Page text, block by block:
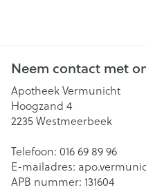
Neem contact met
Apotheek Vermunicht
Hoogzand 4
2235Westmeerbeek
Telefoon: 016 69 89 96
E-mailadres:
APB nummer: 131604